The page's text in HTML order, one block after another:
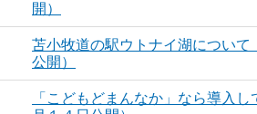
開）
苫小牧道の駅ウトナイ湖について
公開）
「こどもどまんなか」なら導入